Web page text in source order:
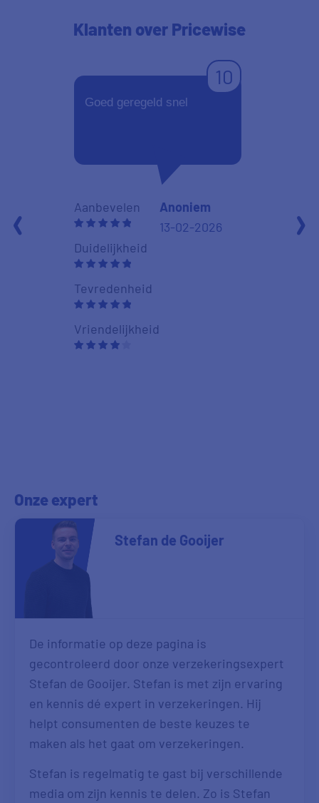
Klanten over Pricewise
10
Goed geregeld snel
Aanbevelen
Duidelijkheid
Tevredenheid
Vriendelijkheid
Anoniem
13-02-2026
Aanbevelen
Onze expert
Stefan de Gooijer
De informatie op deze pagina is
gecontroleerd door onze verzekeringsexpert
Stefan de Gooijer. Stefan is met zijn ervaring
en kennis dé expert in verzekeringen. Hij
helpt consumenten de beste keuzes te
maken als het gaat om verzekeringen.
Stefan is regelmatig te gast bij verschillende
media om zijn kennis te delen. Zo is Stefan